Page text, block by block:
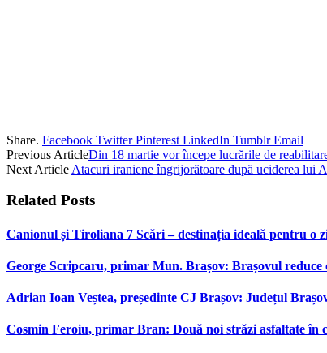
Share. Facebook Twitter Pinterest LinkedIn Tumblr Email
Previous ArticleDin 18 martie vor începe lucrările de
Next Article Atacuri iraniene îngrijorătoare după uciderea lui
Related Posts
Canionul și Tiroliana 7 Scări – destinația ideală pentru
George Scripcaru, primar Mun. Brașov: Brașovul reduce
Adrian Ioan Veștea, președinte CJ Brașov: Județul
Cosmin Feroiu, primar Bran: Două noi străzi asfaltate